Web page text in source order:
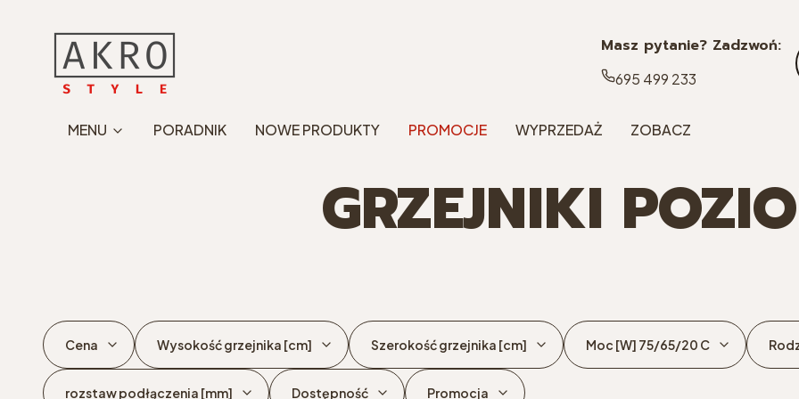
Masz pytanie? Zadzwoń:
695 499 233
MENU PORADNIK NOWE PRODUKTY PROMOCJE WYPRZEDAŻ ZOBACZ
GRZEJNIKI
Cena Wysokość grzejnika [cm] Szerokość grzejnika [cm] Moc [W] 75/65/20 C
rozstaw podłączenia [mm] Dostępność Promocja